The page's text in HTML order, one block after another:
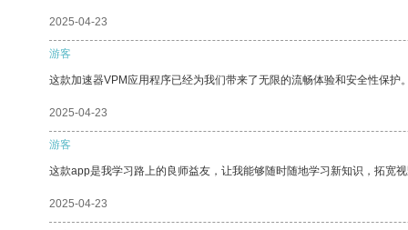
2025-04-23
游客
这款加速器VPM应用程序已经为我们带来了无限的流畅体验和安全性保护
2025-04-23
游客
这款app是我学习路上的良师益友，让我能够随时随地学习新知识，拓宽
2025-04-23